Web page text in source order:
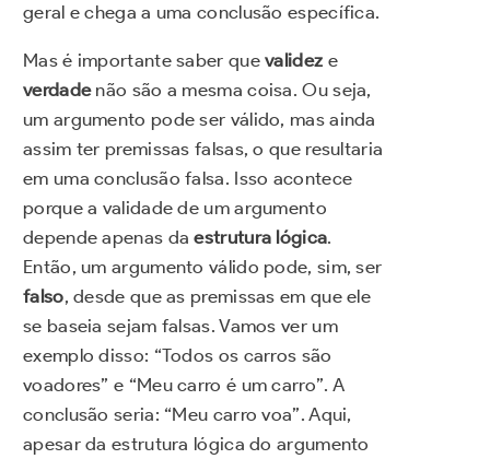
geral e chega a uma conclusão específica.
Mas é importante saber quevalidez e
verdadenão são a mesma coisa. Ou seja,
um argumento pode ser válido, mas ainda
assim ter premissas falsas, o que resultaria
em uma conclusão falsa. Isso acontece
porque a validade de um argumento
depende apenas daestrutura lógica.
Então, um argumento válido pode, sim, ser
falso, desde que as premissas em que ele
se baseia sejam falsas. Vamos ver um
exemplo disso: “Todos os carros são
voadores” e “Meu carro é um carro”. A
conclusão seria: “Meu carro voa”. Aqui,
apesar da estrutura lógica do argumento